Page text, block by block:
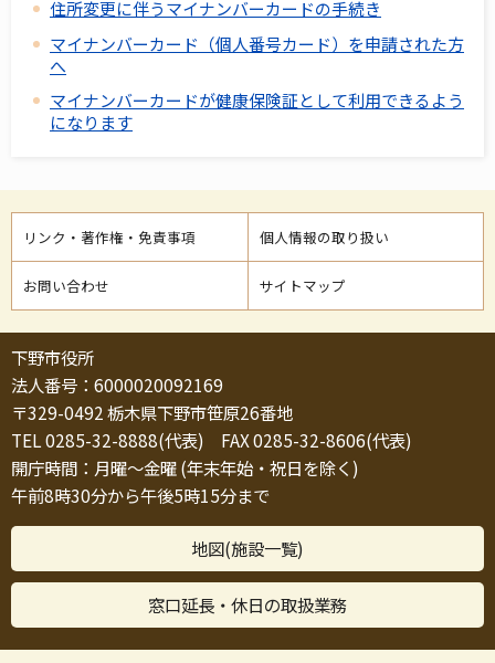
住所変更に伴うマイナンバーカードの手続き
マイナンバーカード（個人番号カード）を申請された方
へ
マイナンバーカードが健康保険証として利用できるよう
になります
リンク・著作権・免責事項 個人情報の取り扱い
お問い合わせ サイトマップ
下野市役所
法人番号：6000020092169
〒329-0492 栃木県下野市笹原26番地
TEL 0285-32-8888(代表) FAX 0285-32-8606(代表)
開庁時間：月曜～金曜 (年末年始・祝日を除く)
午前8時30分から午後5時15分まで
地図(施設一覧)
窓口延長・休日の取扱業務